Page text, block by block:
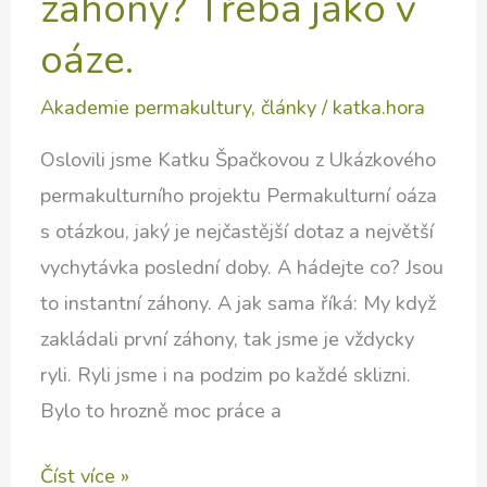
oáze.
Akademie permakultury,články/ katka.hora
Oslovili jsme Katku Špačkovou z Ukázkového
permakulturního projektu Permakulturní oáza
s otázkou, jaký je nejčastější dotaz a největší
vychytávka poslední doby. A hádejte co? Jsou
to instantní záhony. A jak sama říká: My když
zakládali první záhony, tak jsme je vždycky
ryli. Ryli jsme i na podzim po každé sklizni.
Bylo to hrozně moc práce a
Jak
Číst více »